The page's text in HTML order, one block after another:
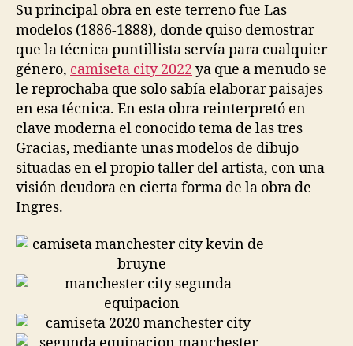
Su principal obra en este terreno fue Las
modelos (1886-1888), donde quiso demostrar
que la técnica puntillista servía para cualquier
género, camiseta city 2022 ya que a menudo se
le reprochaba que solo sabía elaborar paisajes
en esa técnica. En esta obra reinterpretó en
clave moderna el conocido tema de las tres
Gracias, mediante unas modelos de dibujo
situadas en el propio taller del artista, con una
visión deudora en cierta forma de la obra de
Ingres.